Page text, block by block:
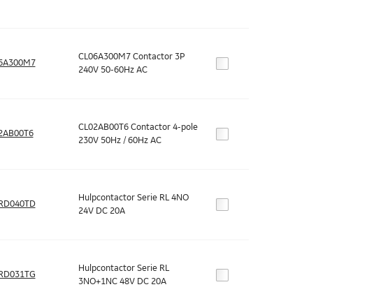
CL06A300M7 Contactor 3P
240V 50-60Hz AC
CL02AB00T6 Contactor 4-pole
230V 50Hz / 60Hz AC
Hulpcontactor Serie RL 4NO
24V DC 20A
Hulpcontactor Serie RL
3NO+1NC 48V DC 20A